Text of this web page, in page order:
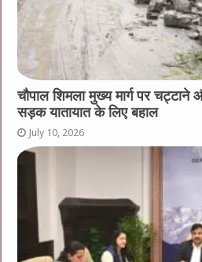
चौपाल शिमला मुख्य मार्ग पर चट्टाने
सड़क यातायात के लिए बहाल
July 10, 2026